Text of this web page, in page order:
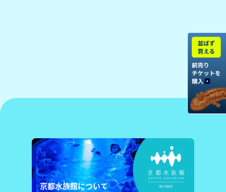
京都水族館について